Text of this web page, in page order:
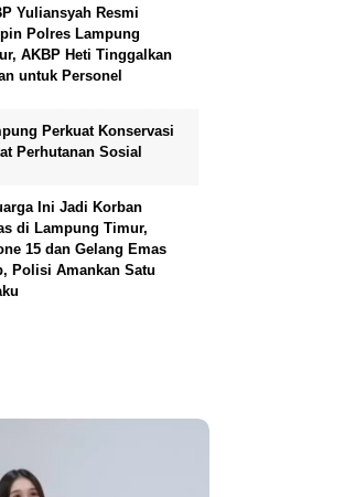
Yuliansyah Resmi
Polres Lampung
AKBP Heti Tinggalkan
untuk Personel
Perkuat Konservasi
Perhutanan Sosial
Ini Jadi Korban
di Lampung Timur,
15 dan Gelang Emas
Polisi Amankan Satu